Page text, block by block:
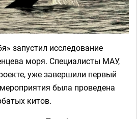
запустил исследование
моря. Специалисты МАУ,
уже завершили первый
была проведена
китов.